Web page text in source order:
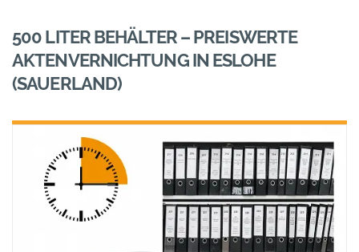
500 LITER BEHÄLTER – PREISWERTE
AKTENVERNICHTUNG IN ESLOHE
(SAUERLAND)